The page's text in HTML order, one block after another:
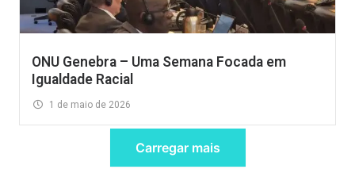
ONU Genebra – Uma Semana Focada em
Igualdade Racial
1 de maio de 2026
Carregar mais